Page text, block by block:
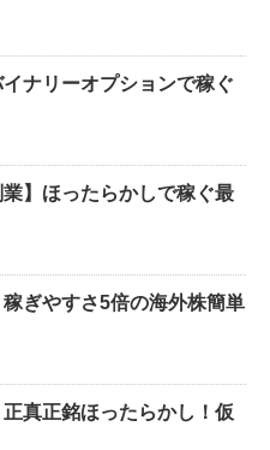
イナリーオプションで稼ぐ
業】ほったらかしで稼ぐ最
稼ぎやすさ5倍の海外株簡単
正真正銘ほったらかし！仮